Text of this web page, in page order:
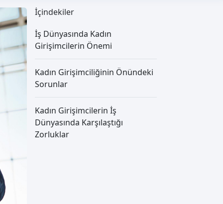
İçindekiler
İş Dünyasında Kadın
Girişimcilerin Önemi
Kadın Girişimciliğinin Önündeki
Sorunlar
Kadın Girişimcilerin İş
Dünyasında Karşılaştığı
Zorluklar